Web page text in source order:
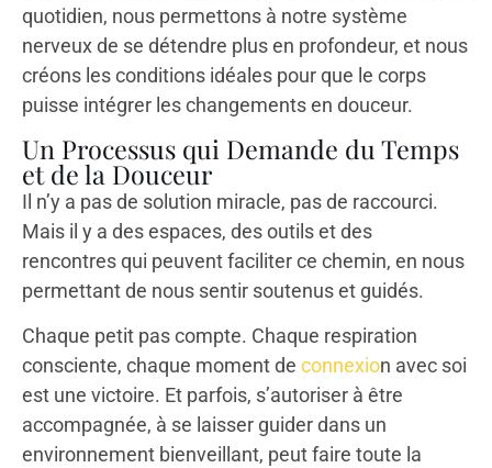
quotidien, nous permettons à notre système
nerveux de se détendre plus en profondeur, et nous
créons les conditions idéales pour que le corps
puisse intégrer les changements en douceur.
Un Processus qui Demande du Temps
et de la Douceur
Il n’y a pas de solution miracle, pas de raccourci.
Mais il y a des espaces, des outils et des
rencontres qui peuvent faciliter ce chemin, en nous
permettant de nous sentir soutenus et guidés.
Chaque petit pas compte. Chaque respiration
consciente, chaque moment de connexion avec soi
est une victoire. Et parfois, s’autoriser à être
accompagnée, à se laisser guider dans un
environnement bienveillant, peut faire toute la